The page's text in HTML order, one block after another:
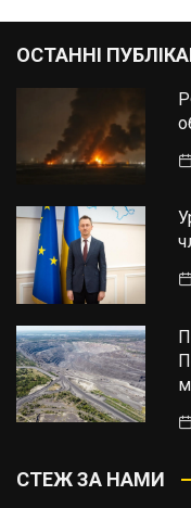
ОСТАННІ
СТЕЖ ЗА НАМИ